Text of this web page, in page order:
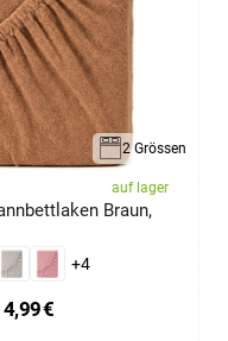
2 Grössen
auf lager
Braun,
+4
€